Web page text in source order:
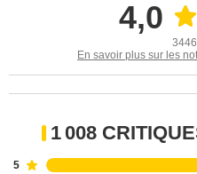
4,0
En savoir plus sur les
1 008
5